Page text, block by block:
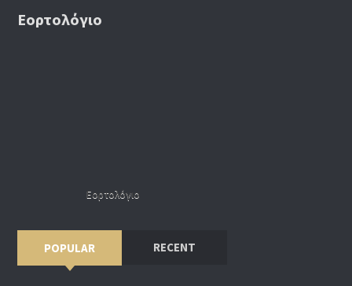
Εορτολόγιο
Εορτολόγιο
POPULAR RECENT